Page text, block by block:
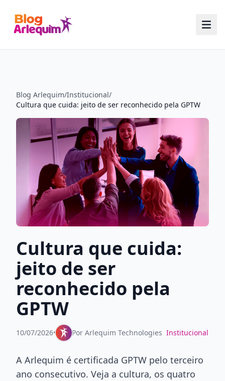
Blog Arlequim/Institucional/
Cultura que cuida: jeito de ser reconhecido pela GPTW
Cultura que cuida:
jeito de ser
reconhecido pela
GPTW
10/07/2026• Por Arlequim Technologies Institucional
A Arlequim é certificada GPTW pelo terceiro
ano consecutivo. Veja a cultura, os quatro